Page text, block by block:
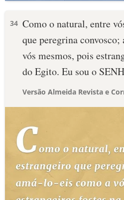
34 Como o natural, entre
que peregrina
vós mesmos, pois
do Egito. Eu sou o
Versão Almeida Revista e